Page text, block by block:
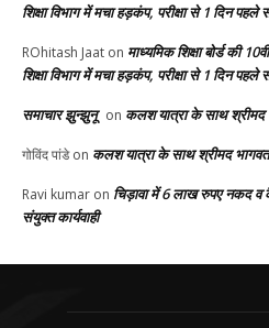
शिक्षा विभाग में मचा हड़कंप, परीक्षा से 1 दिन
ROhitash Jaat on माध्यमिक शिक्षा बोर्ड की
शिक्षा विभाग में मचा हड़कंप, परीक्षा से 1 दिन
समाचार झुन्झुनू on कलश यात्रा के साथ श्रीमद
गोविंद पांडेon कलश यात्रा के साथ श्रीमद भागवत
Ravi kumar on चिड़ावा में 6 लाख रुपए नकद व
संयुक्त कार्यवाही